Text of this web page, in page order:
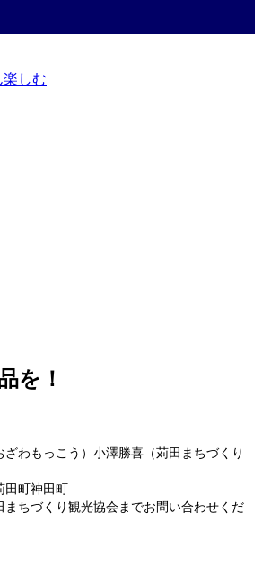
しむ
を！
ざわもっこう）小澤勝喜（苅田まちづくり
田町神田町
ちづくり観光協会までお問い合わせくだ